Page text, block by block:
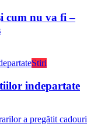
cum nu va fi –
Stiri
indepartate